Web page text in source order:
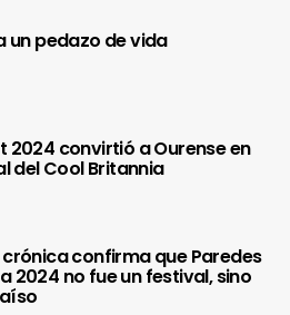
un pedazo de vida
2024 convirtió a Ourense en
del Cool Britannia
confirma que Paredes
2024 no fue un festival, sino